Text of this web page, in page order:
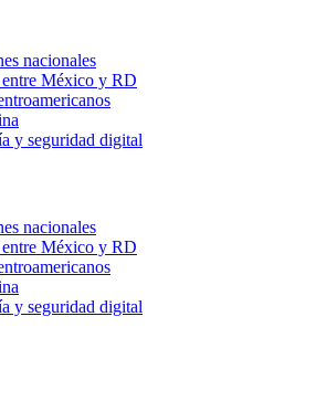
nacionales
entre México y RD
y seguridad digital
nacionales
entre México y RD
y seguridad digital